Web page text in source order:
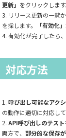
更新」 をクリックします
リリース更新の一覧
を探します。
「有効化」
有効化が完了したら
対応方法
呼び出し可能なアク
の動作に適切に対応し
API呼び出しのテスト
両方で、 部分的な保存